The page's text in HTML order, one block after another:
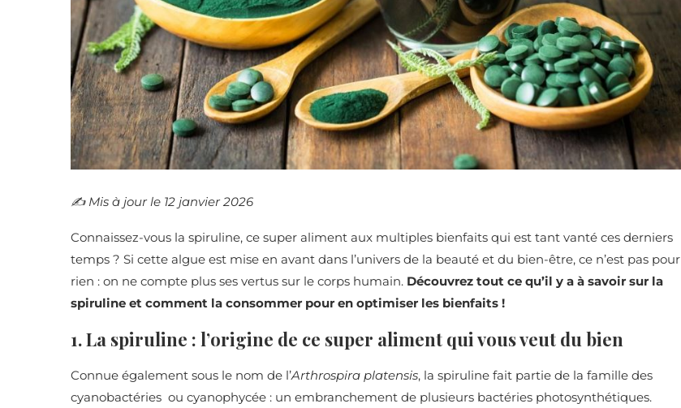
✍️​ Mis à jour le 12 janvier 2026
Connaissez-vous la spiruline, ce super aliment aux multiples bienfaits qui est tant vanté ces derniers
temps ? Si cette algue est mise en avant dans l’univers de la beauté et du bien-être, ce n’est pas pour
rien : on ne compte plus ses vertus sur le corps humain. Découvrez tout ce qu’il y a à savoir sur la
spiruline et comment la consommer pour en optimiser les bienfaits !
1. La spiruline : l’origine de ce super aliment qui vous veut du bien
Connue également sous le nom de l’Arthrospira platensis, la spiruline fait partie de la famille des
cyanobactéries ou cyanophycée : un embranchement de plusieurs bactéries photosynthétiques.